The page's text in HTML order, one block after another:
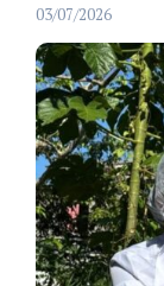
03/07/2026